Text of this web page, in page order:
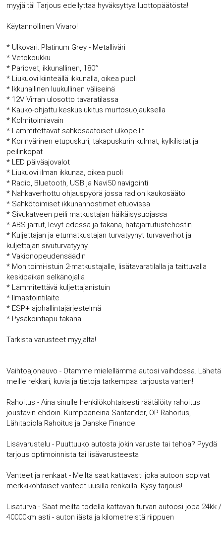
myyjältä! Tarjous edellyttää hyväksyttyä luottopäätöstä!
Käytännöllinen Vivaro!
* Ulkoväri: Platinum Grey - Metalliväri
* Vetokoukku
* Pariovet, ikkunallinen, 180°
* Liukuovi kiinteällä ikkunalla, oikea puoli
* Ikkunallinen luukullinen väliseinä
* 12V Virran ulosotto tavaratilassa
* Kauko-ohjattu keskuslukitus murtosuojauksella
* Kolmitoimiavain
* Lämmitettävät sähkösäätöiset ulkopeilit
* Korinvärinen etupuskuri, takapuskurin kulmat, kylkilistat ja
peilinkopat
* LED päiväajovalot
* Liukuovi ilman ikkunaa, oikea puoli
* Radio, Bluetooth, USB ja Navi50 navigointi
* Nahkaverhottu ohjauspyörä jossa radion kaukosäätö
* Sähkötoimiset ikkunannostimet etuovissa
* Sivukatveen peili matkustajan häikäisysuojassa
* ABS-jarrut, levyt edessä ja takana, hätäjarrutustehostin
* Kuljettajan ja etumatkustajan turvatyynyt turvaverhot ja
kuljettajan sivuturvatyyny
* Vakionopeudensäädin
* Monitoimi-istuin 2-matkustajalle, lisätavaratilalla ja taittuvalla
keskipaikan selkänojalla
* Lämmitettävä kuljettajanistuin
* Ilmastointilaite
* ESP+ ajohallintajärjestelmä
* Pysäköintiapu takana
Tarkista varusteet myyjältä!
Vaihtoajoneuvo - Otamme mielellämme autosi vaihdossa. Lähetä
meille rekkari, kuvia ja tietoja tarkempaa tarjousta varten!
Rahoitus - Aina sinulle henkilökohtaisesti räätälöity rahoitus
joustavin ehdoin. Kumppaneina Santander, OP Rahoitus,
Lähitapiola Rahoitus ja Danske Finance
Lisävarustelu - Puuttuuko autosta jokin varuste tai tehoa? Pyydä
tarjous optimoinnista tai lisävarusteesta
Vanteet ja renkaat - Meiltä saat kattavasti joka autoon sopivat
merkkikohtaiset vanteet uusilla renkailla. Kysy tarjous!
Lisäturva - Saat meiltä todella kattavan turvan autoosi jopa 24kk /
40000km asti - auton iästä ja kilometreistä riippuen